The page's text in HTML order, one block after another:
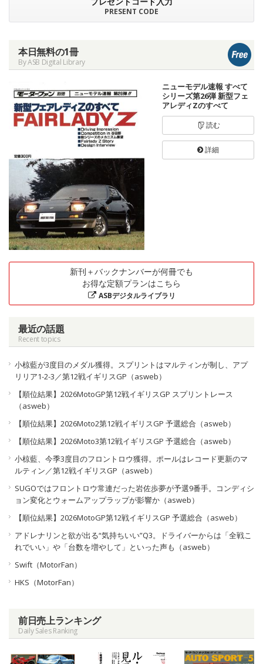
PRESENT CODE
本日無料の1冊
By ASB Digital Library
ニューモデル速報 すべて
シリーズ第26弾 新型フェ
アレディZのすべて
読む
詳細
新刊＋バックナンバーが何冊でも
お得な定額プランはこちら
ASBデジタルライブラリ
最近の話題
Recent topics
小椋藍が3度目のメダル獲得。スプリントはマルティンが制し、アプ
リリア1-2-3／第12戦イギリスGP（asweb）
【順位結果】2026MotoGP第12戦イギリスGP スプリントレース
（asweb）
【順位結果】2026Moto2第12戦イギリスGP 予選総合（asweb）
【順位結果】2026Moto3第12戦イギリスGP 予選総合（asweb）
小椋藍、今季3度目のフロントロウ獲得。ポールはレコード更新のマ
ルティン／第12戦イギリスGP（asweb）
SUGOではフロントロウ常連だった岩佐歩夢が予選9番手。コンディシ
ョン変化とウォームアップラップが影響か（asweb）
【順位結果】2026MotoGP第12戦イギリスGP 予選総合（asweb）
アドレナリンと欲が出る“気持ちいい”Q3。ドライバーからは「全戦こ
れでいい」や「台数を増やして」といった声も（asweb）
Swift（MotorFan）
HKS（MotorFan）
前日売上ランキング
Daily Sales Ranking